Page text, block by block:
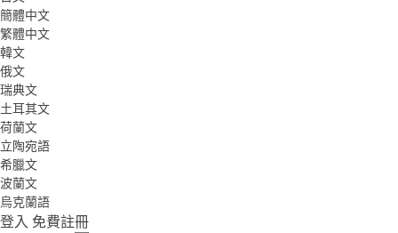
簡體中文
繁體中文
韓文
俄文
瑞典文
土耳其文
荷蘭文
立陶宛語
希臘文
波蘭文
烏克蘭語
登入 免費註冊